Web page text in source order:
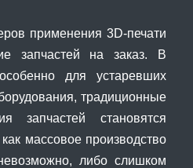
применения 3D-печати
запчастей на заказ. В
для устаревших
традиционные
запчастей становятся
массовое производство
либо слишком